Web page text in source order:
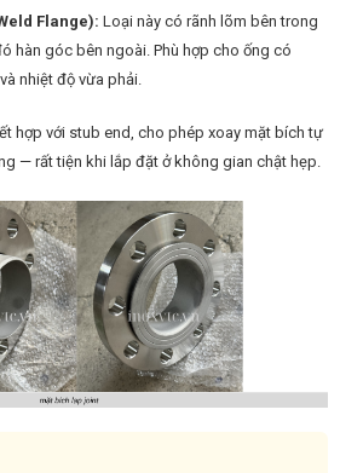
Flange): Loại này có rãnh lõm bên trong
hàn góc bên ngoài. Phù hợp cho ống có
nhiệt độ vừa phải.
hợp với stub end, cho phép xoay mặt bích tự
— rất tiện khi lắp đặt ở không gian chật hẹp.